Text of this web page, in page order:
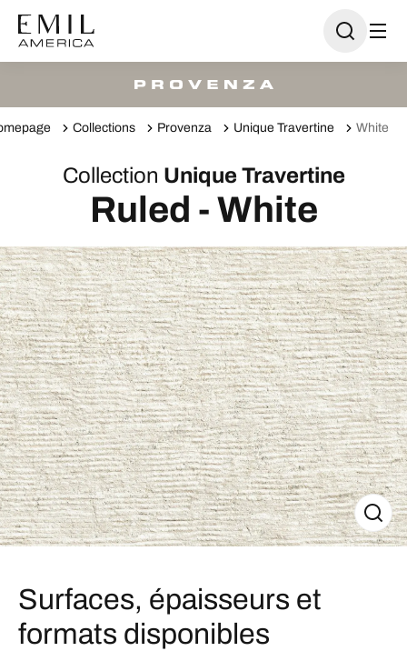
Collections Provenza Unique Travertine White
Collection Unique Travertine
Ruled - White
Surfaces, épaisseurs et
formats disponibles